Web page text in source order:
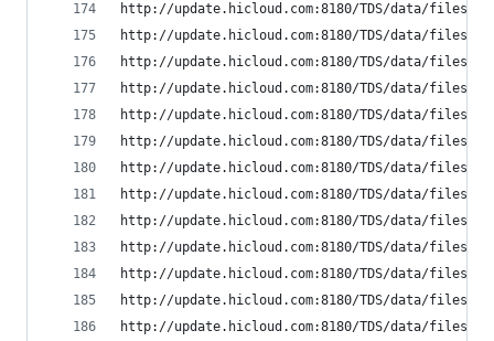
http://update.hicloud.com:8180/TDS/data/files/p9/
http://update.hicloud.com:8180/TDS/data/files/p9/
http://update.hicloud.com:8180/TDS/data/files/p9/
http://update.hicloud.com:8180/TDS/data/files/
http://update.hicloud.com:8180/TDS/data/files/p9/
http://update.hicloud.com:8180/TDS/data/files/p9/
http://update.hicloud.com:8180/TDS/data/files/p9/
http://update.hicloud.com:8180/TDS/data/files/p9/
http://update.hicloud.com:8180/TDS/data/files/p9/
http://update.hicloud.com:8180/TDS/data/files/p9/
http://update.hicloud.com:8180/TDS/data/files/p9/
http://update.hicloud.com:8180/TDS/data/files/p9/
http://update.hicloud.com:8180/TDS/data/files/p9/